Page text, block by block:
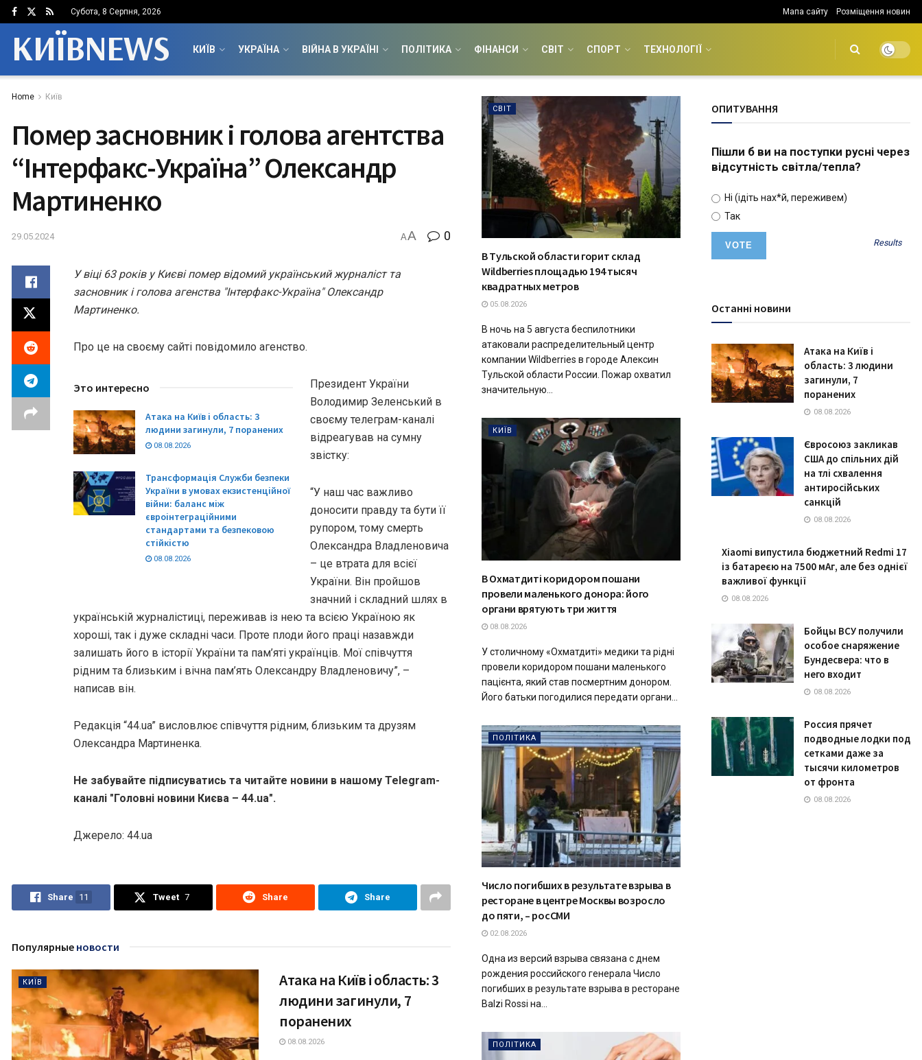
Субота, 8 Серпня, 2026 Мапа сайту Розміщення новин
КИЇВNEWS КИЇВ УКРАЇНА ВІЙНА В УКРАЇНІ ПОЛІТИКА ФІНАНСИ СВІТ СПОРТ ТЕХНОЛОГІЇ
Home Київ
Помер засновник і голова агентства
“Інтерфакс-Україна” Олександр
Мартиненко
29.05.2024 AA 0
У віці 63 років у Києві помер відомий український журналіст та
засновник і голова агенства "Інтерфакс-Україна" Олександр
Мартиненко.
Про це на своєму сайті повідомило агенство.
Это интересно
Атака на Київ і область: 3
людини загинули, 7 поранених
08.08.2026
Трансформація Служби безпеки
України в умовах екзистенційної
війни: баланс між
євроінтеграційними
стандартами та безпековою
стійкістю
08.08.2026
Президент України
Володимир Зеленський в
своєму телеграм-каналі
відреагував на сумну
звістку:
“У наш час важливо
доносити правду та бути її
рупором, тому смерть
Олександра Владленовича
– це втрата для всієї
України. Він пройшов
значний і складний шлях в
українській журналістиці, переживав із нею та всією Україною як
хороші, так і дуже складні часи. Проте плоди його праці назавжди
залишать його в історії України та пам’яті українців. Мої співчуття
рідним та близьким і вічна пам’ять Олександру Владленовичу”, –
написав він.
Редакція “44.ua” висловлює співчуття рідним, близьким та друзям
Олександра Мартиненка.
Не забувайте підписуватись та читайте новини в нашому Telegram-
каналі "Головні новини Києва – 44.ua".
Джерело: 44.ua
Share 11 Tweet 7 Share Share
Популярные новости
КИЇВ
Атака на Київ і область: 3
людини загинули, 7
поранених
08.08.2026
СВІТ
В Тульской области горит склад
Wildberries площадью 194 тысяч
квадратных метров
05.08.2026
В ночь на 5 августа беспилотники
атаковали распределительный центр
компании Wildberries в городе Алексин
Тульской области России. Пожар охватил
значительную...
КИЇВ
В Охматдиті коридором пошани
провели маленького донора: його
органи врятують три життя
08.08.2026
У столичному «Охматдиті» медики та рідні
провели коридором пошани маленького
пацієнта, який став посмертним донором.
Його батьки погодилися передати органи...
ПОЛІТИКА
Число погибших в результате взрыва в
ресторане в центре Москвы возросло
до пяти, – росСМИ
02.08.2026
Одна из версий взрыва связана с днем
рождения российского генерала Число
погибших в результате взрыва в ресторане
Balzi Rossi на...
ПОЛІТИКА
ОПИТУВАННЯ
Пішли б ви на поступки русні через
відсутність світла/тепла?
Ні (ідіть нах*й, переживем)
Так
Results
Останні новини
Атака на Київ і
область: 3 людини
загинули, 7
поранених
08.08.2026
Євросоюз закликав
США до спільних дій
на тлі схвалення
антиросійських
санкцій
08.08.2026
Xiaomi випустила бюджетний Redmi 17
із батареєю на 7500 мАг, але без однієї
важливої функції
08.08.2026
Бойцы ВСУ получили
особое снаряжение
Бундесвера: что в
него входит
08.08.2026
Россия прячет
подводные лодки под
сетками даже за
тысячи километров
от фронта
08.08.2026